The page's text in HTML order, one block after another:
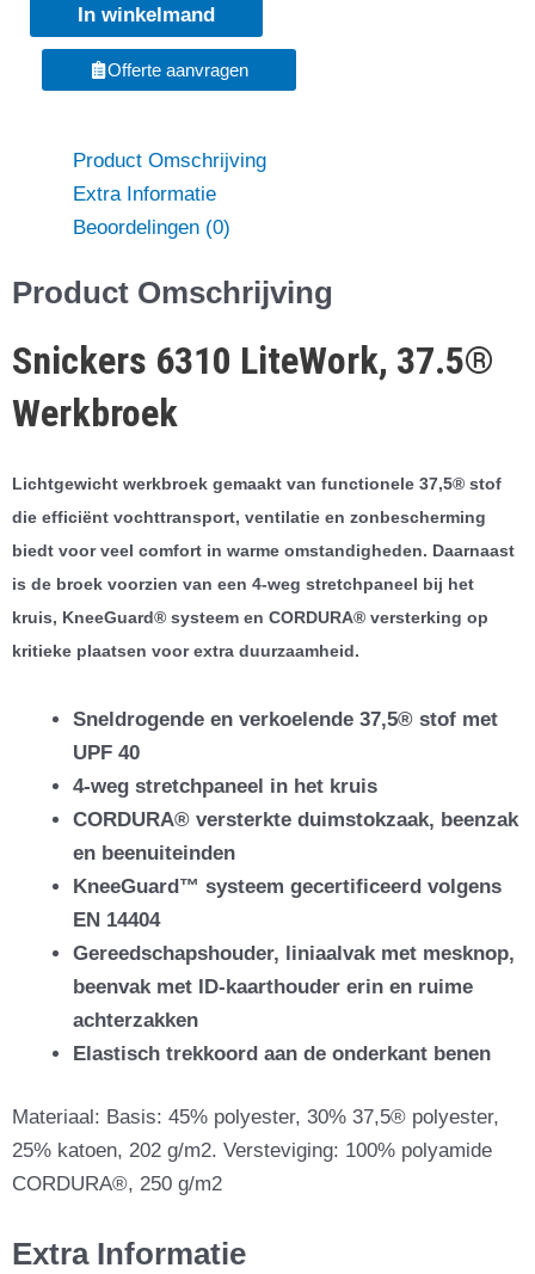
Holsterzakken
+
Gratis
shirts*
aantal
In winkelmand
Offerte aanvragen
Product Omschrijving
Extra Informatie
Beoordelingen (0)
Product Omschrijving
Snickers 6310 LiteWork, 37.5®
Werkbroek
Lichtgewicht werkbroek gemaakt van functionele 37,5® stof
die efficiënt vochttransport, ventilatie en zonbescherming
biedt voor veel comfort in warme omstandigheden. Daarnaast
is de broek voorzien van een 4-weg stretchpaneel bij het
kruis, KneeGuard® systeem en CORDURA® versterking op
kritieke plaatsen voor extra duurzaamheid.
Sneldrogende en verkoelende 37,5® stof met
UPF 40
4-weg stretchpaneel in het kruis
CORDURA® versterkte duimstokzaak, beenzak
en beenuiteinden
KneeGuard™ systeem gecertificeerd volgens
EN 14404
Gereedschapshouder, liniaalvak met mesknop,
beenvak met ID-kaarthouder erin en ruime
achterzakken
Elastisch trekkoord aan de onderkant benen
Materiaal: Basis: 45% polyester, 30% 37,5® polyester,
25% katoen, 202 g/m2. Versteviging: 100% polyamide
CORDURA®, 250 g/m2
Extra Informatie